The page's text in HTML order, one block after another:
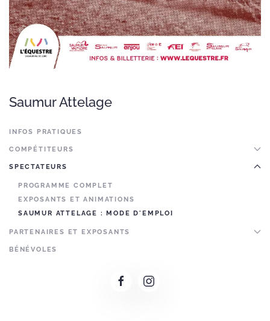
Saumur Attelage
INFOS PRATIQUES
COMPÉTITEURS
SPECTATEURS
PROGRAMME COMPLET
EXPOSANTS ET ANIMATIONS
SAUMUR ATTELAGE : MODE D'EMPLOI
PARTENAIRES ET EXPOSANTS
BÉNÉVOLES